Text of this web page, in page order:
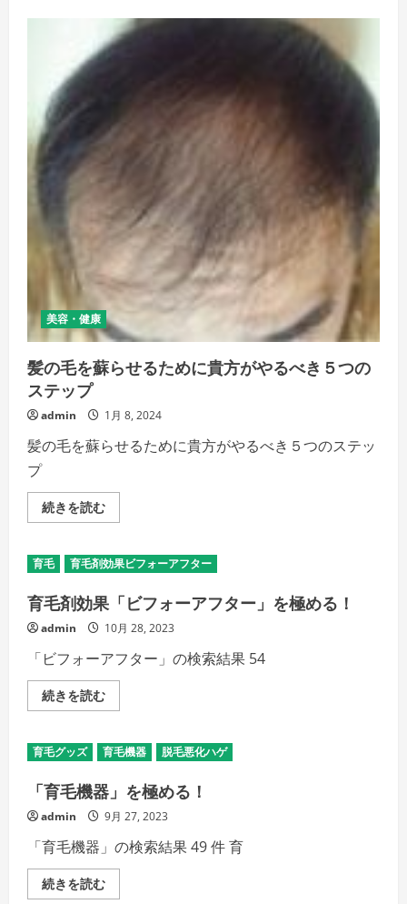
評
判
｜
本
果
が
あ
る
の
徹
底
検
証！
の
詳
細
ご
覧
だ
さ
美容・健康
髪の毛を蘇らせるために貴方がやるべき５つの
ステップ
admin 1月 8, 2024
髪の毛を蘇らせるために貴方がやるべき５つのステッ
プ
続きを読む髪
の
蘇
ら
る
た
め
に
方
や
る
べ
つ
の
テ
ッ
プ
の
細
覧
育毛 育毛剤効果ビフォーアフター
育毛剤効果「ビフォーアフター」を極める！
admin 10月 28, 2023
「ビフォーアフター」の検索結果 54
続きを読む育
毛
果
「ビ
ォ
ー
ア
フ
ー」
極
め
る！
育毛グッズ 育毛機器 脱毛悪化ハゲ
「育毛機器」を極める！
admin 9月 27, 2023
「育毛機器」の検索結果 49 件 育
続きを読む「育
毛